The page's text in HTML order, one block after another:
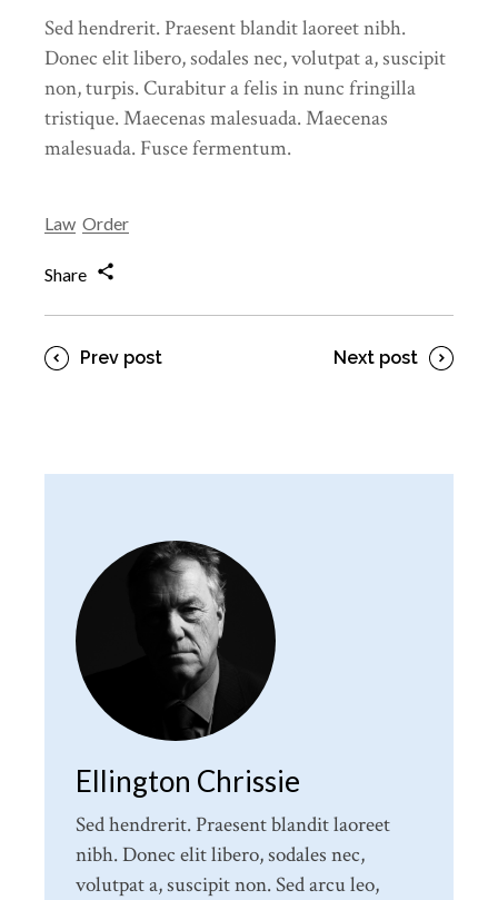
Sed hendrerit. Praesent blandit laoreet nibh.
Donec elit libero, sodales nec, volutpat a, suscipit
non, turpis. Curabitur a felis in nunc fringilla
tristique. Maecenas malesuada. Maecenas
malesuada. Fusce fermentum.
Law Order
Share
Prev post Next post
Ellington Chrissie
Sed hendrerit. Praesent blandit laoreet
nibh. Donec elit libero, sodales nec,
volutpat a, suscipit non. Sed arcu leo,